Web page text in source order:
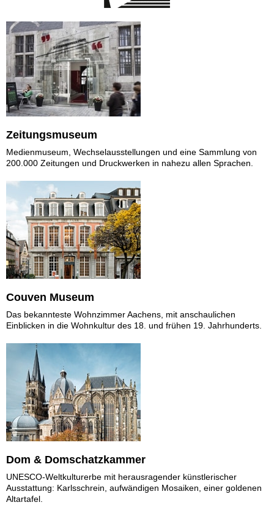
Zeitungsmuseum
Medienmuseum, Wechselausstellungen und eine Sammlung von
200.000 Zeitungen und Druckwerken in nahezu allen Sprachen.
Couven Museum
Das bekannteste Wohnzimmer Aachens, mit anschaulichen
Einblicken in die Wohnkultur des 18. und frühen 19. Jahrhunderts.
Dom & Domschatzkammer
UNESCO-Weltkulturerbe mit herausragender künstlerischer
Ausstattung: Karlsschrein, aufwändigen Mosaiken, einer goldenen
Altartafel.